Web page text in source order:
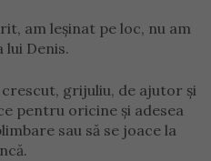
am leșinat pe loc, nu am
lui Denis.
grijuliu, de ajutor și
pentru oricine și adesea
sau să se joace la